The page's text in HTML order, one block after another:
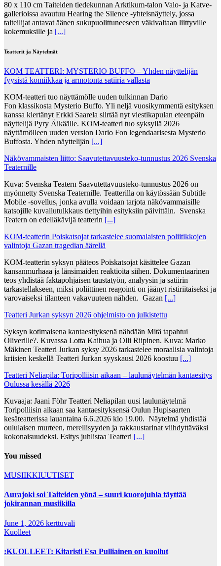
80 x 110 cm Taiteiden tiedekunnan Arktikum-talon Valo- ja Katve-
gallerioissa avautuu Hearing the Silence -yhteisnäyttely, jossa
taiteilijat antavat äänen sukupuolittuneeseen väkivaltaan liittyville
kokemuksille ja [...]
Teatterit ja Näytelmät
KOM TEATTERI: MYSTERIO BUFFO – Yhden näyttelijän
fyysistä komiikkaa ja armotonta satiiria vallasta
KOM-teatteri tuo näyttämölle uuden tulkinnan Dario
Fon klassikosta Mysterio Buffo. Yli neljä vuosikymmentä esityksen
kanssa kiertänyt Erkki Saarela siirtää nyt viestikapulan eteenpäin
näyttelijä Pyry Äikäälle. KOM-teatteri tuo syksyllä 2026
näyttämölleen uuden version Dario Fon legendaarisesta Mysterio
Buffosta. Yhden näyttelijän [...]
Näkövammaisten liitto: Saavutettavuusteko-tunnustus 2026 Svenska
Teaternille
Kuva: Svenska Teatern Saavutettavuusteko-tunnustus 2026 on
myönnetty Svenska Teaternille. Teatterilla on käytössään Subtitle
Mobile -sovellus, jonka avulla voidaan tarjota näkövammaisille
katsojille kuvailutulkkaus tiettyihin esityksiin päivittäin. Svenska
Teatern on edelläkävijä teatterin [...]
KOM-teatterin Poiskatsojat tarkastelee suomalaisten poliitikkojen
valintoja Gazan tragedian äärellä
KOM-teatterin syksyn pääteos Poiskatsojat käsittelee Gazan
kansanmurhaaa ja länsimaiden reaktioita siihen. Dokumentaarinen
teos yhdistää faktapohjaisen taustatyön, analyysin ja satiirin
tarkastellakseen, miksi poliittinen reagointi on jäänyt ristiriitaiseksi ja
varovaiseksi tilanteen vakavuuteen nähden. Gazan [...]
Teatteri Jurkan syksyn 2026 ohjelmisto on julkistettu
Syksyn kotimaisena kantaesityksenä nähdään Mitä tapahtui
Oliverille?. Kuvassa Lotta Kaihua ja Olli Riipinen. Kuva: Marko
Mäkinen Teatteri Jurkan syksy 2026 tarkastelee moraalisia valintoja
kriisien keskellä Teatteri Jurkan syyskausi 2026 koostuu [...]
Teatteri Neliapila: Toripolliisin aikaan – laulunäytelmän kantaesitys
Oulussa kesällä 2026
Kuvaaja: Jaani Föhr Teatteri Neliapilan uusi laulunäytelmä
Toripolliisin aikaan saa kantaesityksensä Oulun Hupisaarten
kesäteatterissa lauantaina 6.6.2026 klo 19.00. Näytelmä yhdistää
oululaisen murteen, merellisyyden ja rakkaustarinat viihdyttäväksi
kokonaisuudeksi. Esitys juhlistaa Teatteri [...]
You missed
MUSIIKKIUUTISET
Aurajoki soi Taiteiden yönä – suuri kuorojuhla täyttää
jokirannan musiikilla
June 1, 2026 kerttuvali
Kuolleet
:KUOLLEET: Kitaristi Esa Pulliainen on kuollut